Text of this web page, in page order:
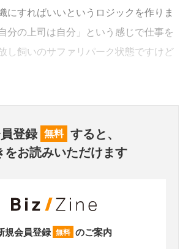
にすればいいというロジックを作りま
分の上司は自分」という感じで仕事を
し飼いのサファリパーク状態ですけど
登録 無料 すると、
をお読みいただけます
規会員登録 無料 のご案内